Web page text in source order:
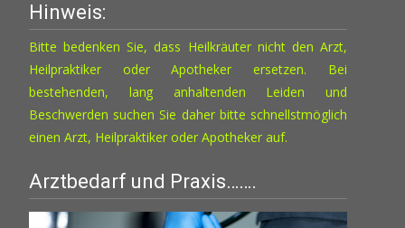
Hinweis:
Bitte bedenken Sie, dass Heilkräuter nicht den Arzt,
Heilpraktiker oder Apotheker ersetzen. Bei
bestehenden, lang anhaltenden Leiden und
Beschwerden suchen Sie daher bitte schnellstmöglich
einen Arzt, Heilpraktiker oder Apotheker auf.
Arztbedarf und Praxis…….